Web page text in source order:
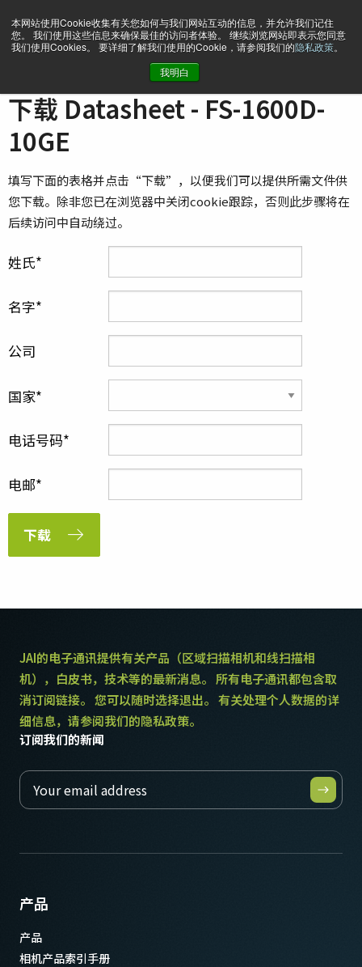
本网站使用Cookie收集有关您如何与我们网站互动的信息，并允许我们记住
您。 我们使用这些信息来确保最佳的访问者体验。 继续浏览网站即表示您同意
我们使用Cookies。 要详细了解我们使用的Cookie，请参阅我们的隐私政策。
我明白
Datasheet - FS-1600D-10GE
下载 Datasheet - FS-1600D-
10GE
填写下面的表格并点击“下载”，以便我们可以提供所需文件供
您下载。除非您已在浏览器中关闭cookie跟踪，否则此步骤将在
后续访问中自动绕过。
姓氏
名字
公司
国家
电话号码
电邮
下载
JAI的电子通讯提供有关产品（区域扫描相机和线扫描相
机），白皮书，技术等的最新消息。 所有电子通讯都包含取
消订阅链接。 您可以随时选择退出。 有关处理个人数据的详
细信息，请参阅我们的隐私政策。
订阅我们的新闻
产品
产品
相机产品索引手册